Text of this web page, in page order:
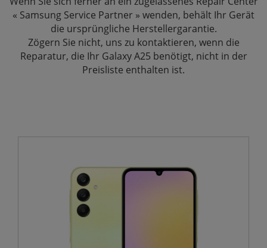
« Samsung Service Partner » wenden, behält Ihr Gerät
die ursprüngliche Herstellergarantie.
Zögern Sie nicht, uns zu kontaktieren, wenn die
Reparatur, die Ihr Galaxy A25 benötigt, nicht in der
Preisliste enthalten ist.